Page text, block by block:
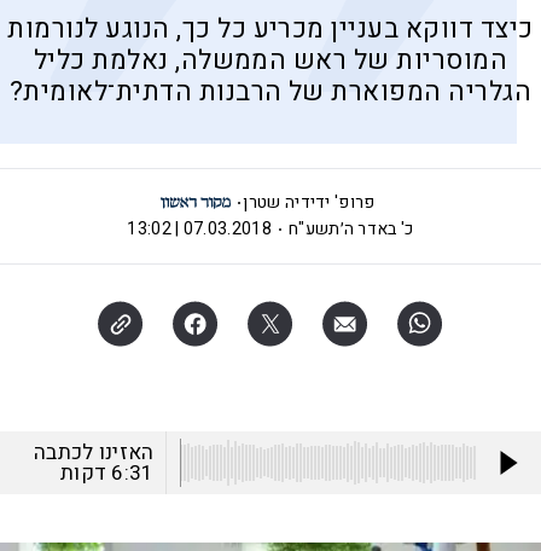
כיצד דווקא בעניין מכריע כל כך, הנוגע לנורמות
המוסריות של ראש הממשלה, נאלמת כליל
הגלריה המפוארת של הרבנות הדתית־לאומית?
פרופ' ידידיה שטרן
כ' באדר ה׳תשע"ח
07.03.2018 | 13:02
האזינו לכתבה
6:31 דקות